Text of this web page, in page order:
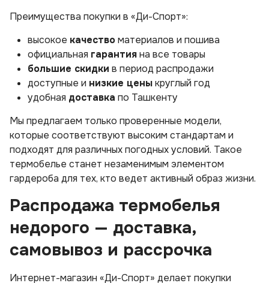
Преимущества покупки в «Ди-Спорт»:
высокое качествоматериалов и пошива
официальная гарантияна все товары
большие скидки в период распродажи
доступные и низкие ценыкруглый год
удобная доставка по Ташкенту
Мы предлагаем только проверенные модели,
которые соответствуют высоким стандартам и
подходят для различных погодных условий. Такое
термобелье станет незаменимым элементом
гардероба для тех, кто ведет активный образ жизни.
Распродажа термобелья
недорого — доставка,
самовывоз и рассрочка
Интернет-магазин «Ди-Спорт» делает покупки